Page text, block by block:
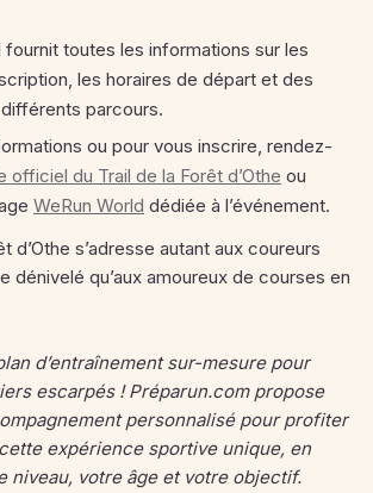
toutes les informations sur les
les horaires de départ et des
parcours.
ou pour vous inscrire, rendez-
officiel du Trail de la Forêt d’Othe ou
WeRun World dédiée à l’événement.
d’Othe s’adresse autant aux coureurs
dénivelé qu’aux amoureux de courses en
d’entraînement sur-mesure pour
escarpés ! Préparun.com propose
personnalisé pour profiter
expérience sportive unique, en
niveau, votre âge et votre objectif.